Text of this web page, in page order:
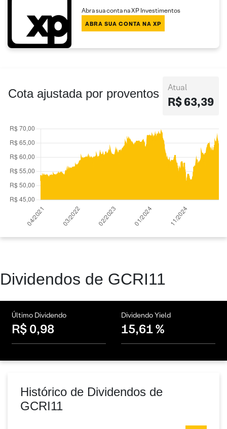
Abra sua conta na XP Investimentos
ABRA SUA CONTA NA XP
Cota ajustada por proventos Atual
R$ 63,39
Dividendos de GCRI11
Último Dividendo
R$ 0,98
Dividendo Yield
15,61 %
Histórico de Dividendos de
GCRI11